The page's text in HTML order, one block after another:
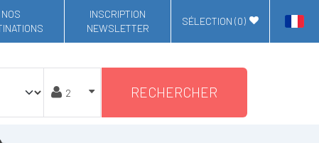
NOS
INSCRIPTION
NEWSLETTER
SÉLECTION (0)
RECHERCHER